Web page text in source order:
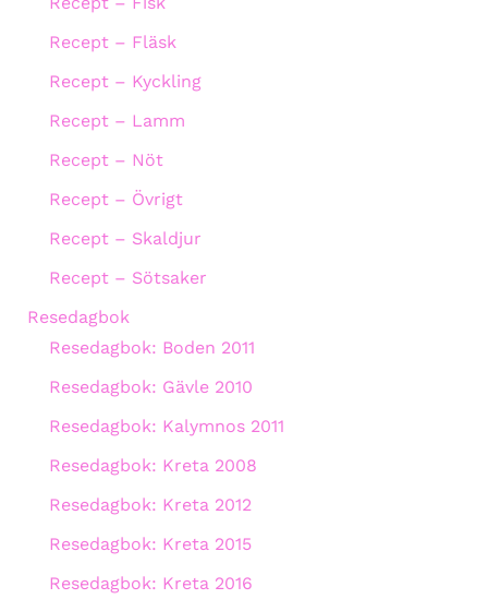
Recept – Fläsk
Recept – Kyckling
Recept – Lamm
Recept – Nöt
Recept – Övrigt
Recept – Skaldjur
Recept – Sötsaker
Resedagbok
Resedagbok: Boden 2011
Resedagbok: Gävle 2010
Resedagbok: Kalymnos 2011
Resedagbok: Kreta 2008
Resedagbok: Kreta 2012
Resedagbok: Kreta 2015
Resedagbok: Kreta 2016